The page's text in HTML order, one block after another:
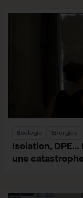
Écologie Energies
Isolation,
une